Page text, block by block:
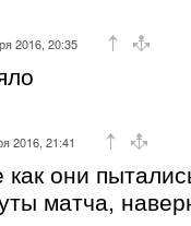
2016, 20:35
2016, 21:41
они
матча,